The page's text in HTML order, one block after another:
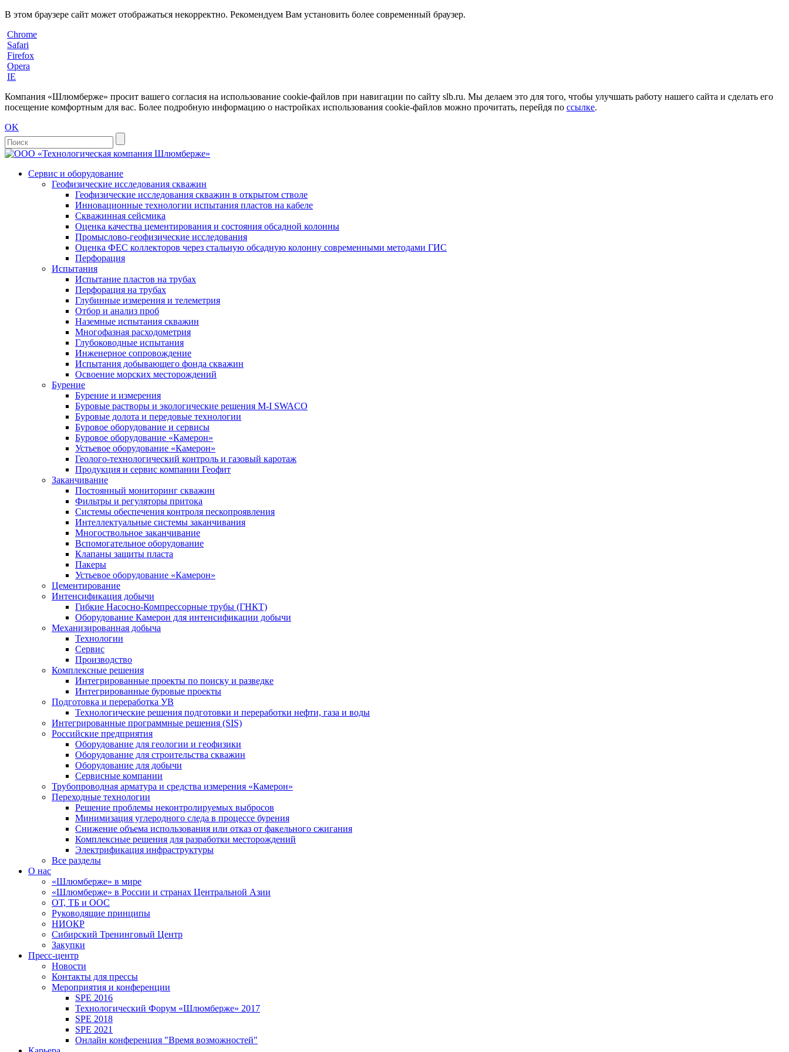
В этом браузере сайт может отображаться некорректно. Рекомендуем Вам установить более современный браузер.
Chrome
Safari
Firefox
Opera
IE
Компания «Шлюмберже» просит вашего согласия на использование cookie-файлов при навигации по сайту slb.ru. Мы делаем это для того, чтобы улучшать работу нашего сайта и сделать его
посещение комфортным для вас. Более подробную информацию о настройках использования cookie-файлов можно прочитать, перейдя по ссылке.
OK
Сервис и оборудование
Геофизические исследования скважин
Геофизические исследования скважин в открытом стволе
Инновационные технологии испытания пластов на кабеле
Скважинная сейсмика
Оценка качества цементирования и состояния обсадной колонны
Промыслово-геофизические исследования
Оценка ФЕС коллекторов через стальную обсадную колонну современными методами ГИС
Перфорация
Испытания
Испытание пластов на трубах
Перфорация на трубах
Глубинные измерения и телеметрия
Отбор и анализ проб
Наземные испытания скважин
Многофазная расходометрия
Глубоководные испытания
Инженерное сопровождение
Испытания добывающего фонда скважин
Освоение морских месторождений
Бурение
Бурение и измерения
Буровые растворы и экологические решения M-I SWACO
Буровые долота и передовые технологии
Буровое оборудование и сервисы
Буровое оборудование «Камерон»
Устьевое оборудование «Камерон»
Геолого-технологический контроль и газовый каротаж
Продукция и сервис компании Геофит
Заканчивание
Постоянный мониторинг скважин
Фильтры и регуляторы притока
Cистемы обеспечения контроля пескопроявления
Интеллектуальные системы заканчивания
Многоствольное заканчивание
Вспомогательное оборудование
Клапаны защиты пласта
Пакеры
Устьевое оборудование «Камерон»
Цементирование
Интенсификация добычи
Гибкие Насосно-Компрессорные трубы (ГНКТ)
Оборудование Камерон для интенсификации добычи
Механизированная добыча
Технологии
Сервис
Производство
Комплексные решения
Интегрированные проекты по поиску и разведке
Интегрированные буровые проекты
Подготовка и переработка УВ
Технологические решения подготовки и переработки нефти, газа и воды
Интегрированные программные решения (SIS)
Российские предприятия
Оборудование для геологии и геофизики
Оборудование для строительства скважин
Оборудование для добычи
Сервисные компании
Трубопроводная арматура и средства измерения «Камерон»
Переходные технологии
Решение проблемы неконтролируемых выбросов
Минимизация углеродного следа в процессе бурения
Снижение объема использования или отказ от факельного сжигания
Комплексные решения для разработки месторождений
Электрификация инфраструктуры
Все разделы
О нас
«Шлюмберже» в мире
«Шлюмберже» в России и странах Центральной Азии
ОТ, ТБ и ООС
Руководящие принципы
НИОКР
Сибирский Тренинговый Центр
Закупки
Пресс-центр
Новости
Контакты для прессы
Мероприятия и конференции
SPE 2016
Технологический Форум «Шлюмберже» 2017
SPE 2018
SPE 2021
Онлайн конференция "Время возможностей"